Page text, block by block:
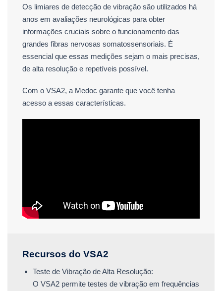
Os limiares de detecção de vibração são utilizados há
anos em avaliações neurológicas para obter
informações cruciais sobre o funcionamento das
grandes fibras nervosas somatossensoriais. É
essencial que essas medições sejam o mais precisas,
de alta resolução e repetíveis possível.
Com o VSA2, a Medoc garante que você tenha
acesso a essas características.
Recursos do VSA2
Teste de Vibração de Alta Resolução:
O VSA2 permite testes de vibração em frequências